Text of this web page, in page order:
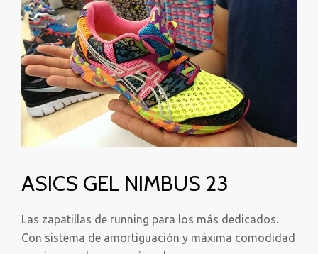
ASICS GEL NIMBUS 23
Las zapatillas de running para los más dedicados.
Con sistema de amortiguación y máxima comodidad